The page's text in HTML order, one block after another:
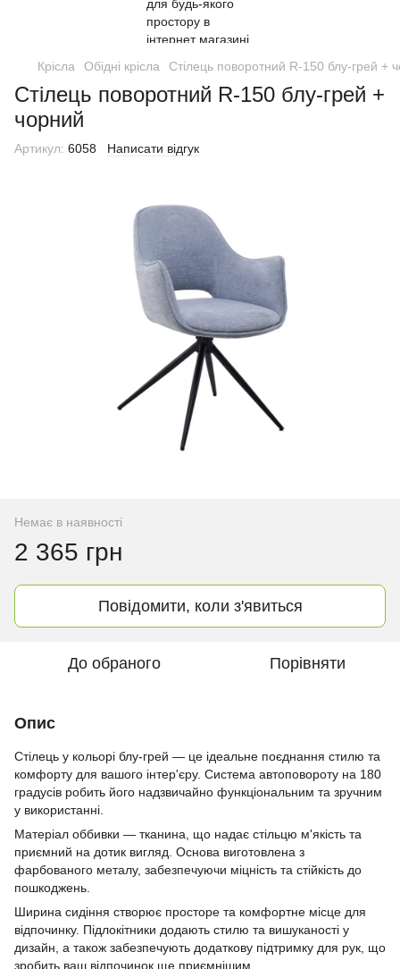
Крісла Обідні крісла Стілець поворотний R-150 блу-грей +
Стілець поворотний R-150 блу-грей +
чорний
Артикул: 6058 Написати відгук
Немає в наявності
2 365 грн
Повідомити, коли з'явиться
До обраного Порівняти
Опис
Стілець у кольорі блу-грей — це ідеальне поєднання стилю та
комфорту для вашого інтер'єру. Система автоповороту на 180
градусів робить його надзвичайно функціональним та зручним
у використанні.
Матеріал оббивки — тканина, що надає стільцю м'якість та
приємний на дотик вигляд. Основа виготовлена з
фарбованого металу, забезпечуючи міцність та стійкість до
пошкоджень.
Ширина сидіння створює просторе та комфортне місце для
відпочинку. Підлокітники додають стилю та вишуканості у
дизайн, а також забезпечують додаткову підтримку для рук, що
зробить ваш відпочинок ще приємнішим.